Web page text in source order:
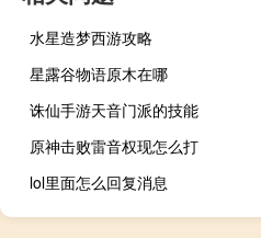
水星造梦西游攻略
星露谷物语原木在哪
诛仙手游天音门派的技能
原神击败雷音权现怎么打
lol里面怎么回复消息